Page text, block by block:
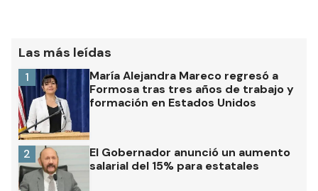
Las más leídas
María Alejandra Mareco regresó a
Formosa tras tres años de trabajo y
formación en Estados Unidos
1
El Gobernador anunció un aumento
salarial del 15% para estatales
2